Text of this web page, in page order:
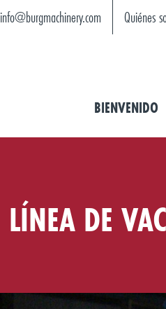
info@burgmachinery.com Quiénes
BIENVENIDO
LÍNEA DE